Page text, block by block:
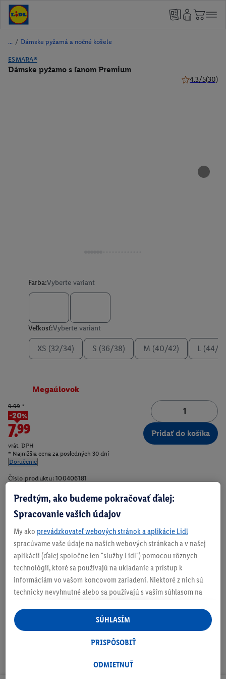
/ Dámske pyžamá a nočné košele
ESMARA®
Dámske pyžamo s ľanom Premium
4.3/5(30)
Farba:Vyberte variant
Veľkosť:Vyberte variant
XS (32/34) S (36/38) M (40/42) L (44/
Megaúlovok
9.99 *
-20%
7.99
vrát. DPH
* Najnižšia cena za posledných 30 dní
Doručenie
Pridať do košíka
Číslo produktu: 100406181
Zistite svoju veľkosť
O produkte
Predtým, ako budeme pokračovať ďalej:
Spracovanie vašich údajov
My ako prevádzkovateľ webových stránok a aplikácie Lidl
spracúvame vaše údaje na našich webových stránkach a v našej
aplikácii (ďalej spoločne len "služby Lidl") pomocou rôznych
technológií, ktoré sa používajú na ukladanie a prístup k
informáciám vo vašom koncovom zariadení. Niektoré z nich sú
technicky nevyhnutné alebo sa používajú s vaším súhlasom na
personalizovanú reklamu v rámci služieb Lidl aj mimo nich. Ak
ste účastníkom programu Lidl Plus, na tieto účely sa spracúvajú
aj údaje z vášho nákupného správania v obchode.
následne si vytvoríte účet Lidl Plus alebo sa prihlásite do svojho
ODMIETNUŤ
PRISPÔSOBIŤ
SÚHLASÍM